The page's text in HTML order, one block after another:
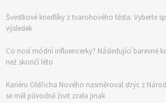
Švestkové knedlíky z tvarohového těsta: Vyberte
výsledek
Co nosí módní influencerky? Následující barevné
než skončí léto
Kariéru Oldřicha Nového nasměroval strýc z
se měl původně živit zcela jinak